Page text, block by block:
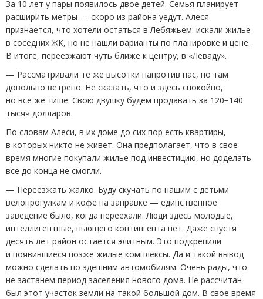
За 10 лет у пары появилось двое детей. Семья планирует
расширить метры — скоро из района уедут. Алеся
признается, что хотели остаться в Лебяжьем: искали жилье
в соседних ЖК, но не нашли варианты по планировке и цене.
В итоге, переезжают чуть ближе к центру, в «Леваду».
— Рассматривали те же высотки напротив нас, но там
довольно ветрено. Не сказать, что и здесь спокойно,
но все же тише. Свою двушку будем продавать за 120−140
тысяч долларов.
По словам Алеси, в их доме до сих пор есть квартиры,
в которых никто не живет. Она предполагает, что в свое
время многие покупали жилье под инвестицию, но доделать
все до конца не смогли.
— Переезжать жалко. Буду скучать по нашим с детьми
велопрогулкам и кофе на заправке — единственное
заведение было, когда переехали. Люди здесь молодые,
интеллигентные, пьющего контингента нет. Даже спустя
десять лет район остается элитным. Это подкрепили
и появившиеся позже жилые комплексы. Да и такой вывод
можно сделать по здешним автомобилям. Очень рады, что
не застанем период заселения нового дома. Не рассчитан
был этот участок земли на такой большой дом. В свое время